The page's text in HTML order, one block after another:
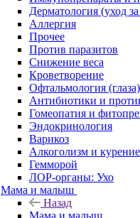
Дерматология (уход
Аллергия
Прочее
Против паразитов
Снижение веса
Кроветворение
Офтальмология (глаза)
Антибиотики и
Гомеопатия и
Эндокринология
Варикоз
Алкоголизм и курение
Гемморой
ЛОР-органы: Ухо
Мама и малыш
Назад
Мама и малыш